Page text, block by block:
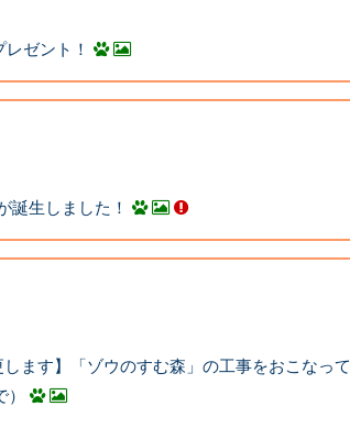
ゼント！
誕生しました！
します】「ゾウのすむ森」の工事をおこなって